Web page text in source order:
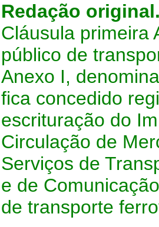
Redação
Cláusula primeira
público de
Anexo I,
fica concedido
escrituração do
Circulação de
Serviços de
e de
de transporte